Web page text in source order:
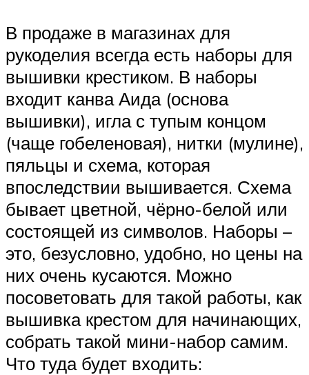
В продаже в магазинах для
рукоделия всегда есть наборы для
вышивки крестиком. В наборы
входит канва Аида (основа
вышивки), игла с тупым концом
(чаще гобеленовая), нитки (мулине),
пяльцы и схема, которая
впоследствии вышивается. Схема
бывает цветной, чёрно-белой или
состоящей из символов. Наборы –
это, безусловно, удобно, но цены на
них очень кусаются. Можно
посоветовать для такой работы, как
вышивка крестом для начинающих,
собрать такой мини-набор самим.
Что туда будет входить: